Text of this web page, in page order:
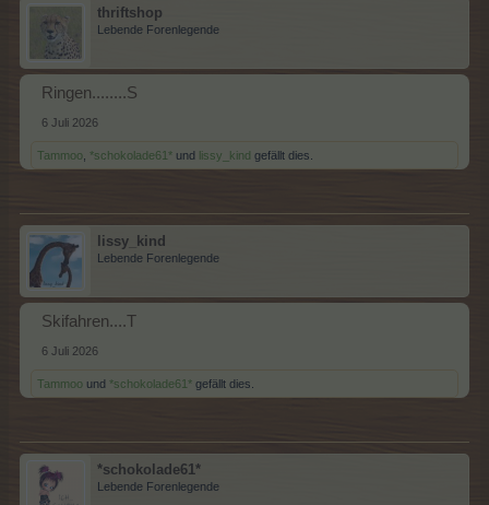
thriftshop
Lebende Forenlegende
Ringen........S
6 Juli 2026
Tammoo *schokolade61* und lissy_kind gefällt dies.
lissy_kind
Lebende Forenlegende
Skifahren....T
6 Juli 2026
Tammoo und *schokolade61* gefällt dies.
*schokolade61*
Lebende Forenlegende